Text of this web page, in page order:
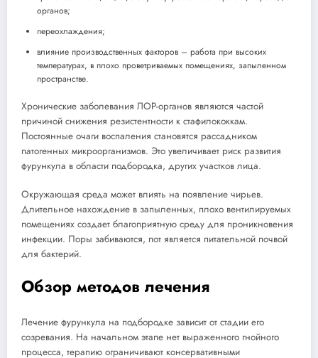
органов;
переохлаждения;
влияние производственных факторов – работа при высоких
температурах, в плохо проветриваемых помещениях, запыленном
пространстве.
Хронические заболевания ЛОР-органов являются частой
причиной снижения резистентности к стафилококкам.
Постоянные очаги воспаления становятся рассадником
патогенных микроорганизмов. Это увеличивает риск развития
фурункула в области подбородка, других участков лица.
Окружающая среда может влиять на появление чирьев.
Длительное нахождение в запыленных, плохо вентилируемых
помещениях создает благоприятную среду для проникновения
инфекции. Поры забиваются, пот является питательной почвой
для бактерий.
Обзор методов лечения
Лечение фурункула на подбородке зависит от стадии его
созревания. На начальном этапе нет выраженного гнойного
процесса, терапию ограничивают консервативными